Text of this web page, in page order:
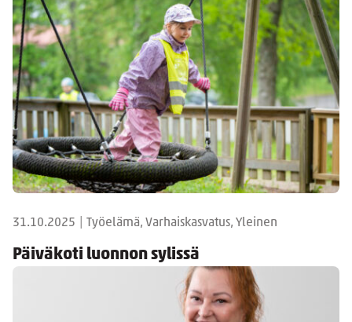
31.10.2025 Työelämä, Varhaiskasvatus, Yleinen
Päiväkoti luonnon sylissä